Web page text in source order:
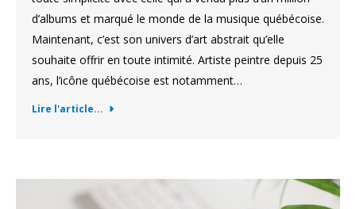
d’albums et marqué le monde de la musique québécoise.
Maintenant, c’est son univers d’art abstrait qu’elle
souhaite offrir en toute intimité. Artiste peintre depuis 25
ans, l’icône québécoise est notamment…
Lire l'article...